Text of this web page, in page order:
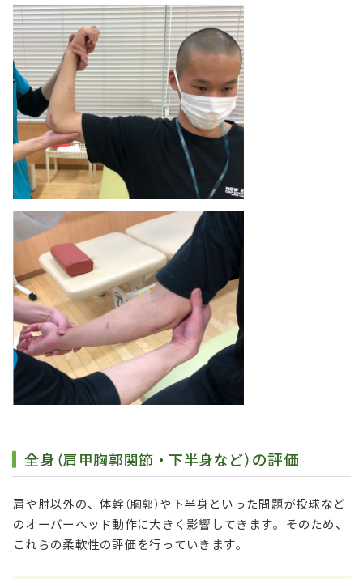
全身（肩甲胸郭関節・下半身など）の評価
肩や肘以外の、体幹 （胸郭） や下半身といった問題が投球など
のオーバーヘッド動作に大きく影響してきます。そのため、
これらの柔軟性の評価を行っていきます。